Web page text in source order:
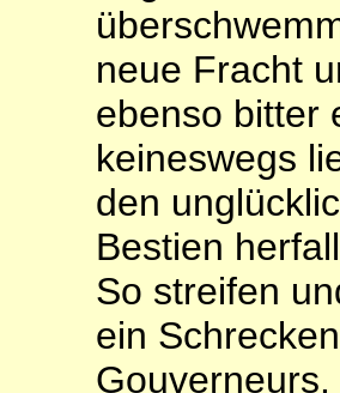
neue Fracht
ebenso bitter
keineswegs
den
Bestien
So streifen
ein